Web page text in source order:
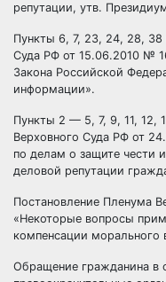
репутации, утв.
Пункты 6, 7, 23, 24, 28, 38
Суда РФ от 15.06.2010 №
Закона Российской
информации».
Пункты 2 — 5, 7, 9, 11, 12,
Верховного Суда РФ от
по делам о защите чести
деловой репутации
Постановление Пленума
«Некоторые вопросы
компенсации морального
Обращение гражданина в